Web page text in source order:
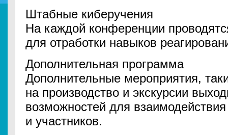
Штабные киберучения
На каждой конференции
для отработки навыков
Дополнительная программа
Дополнительные мероприятия,
на производство и экскурсии
возможностей для
и участников.